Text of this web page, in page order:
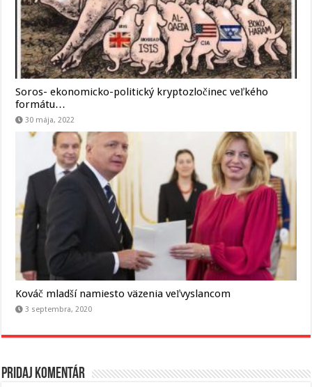
Soros- ekonomicko-politický kryptozločinec veľkého
formátu…
30 mája, 2022
Kováč mladší namiesto väzenia veľvyslancom
3 septembra, 2020
Pridaj komentár